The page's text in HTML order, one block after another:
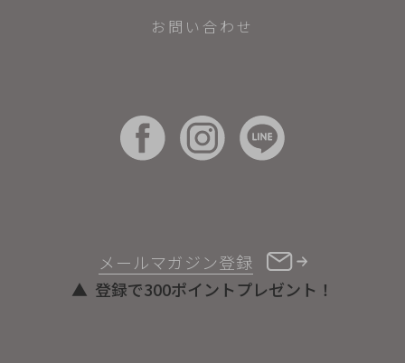
メールマガジン登録
登録で300ポイントプレゼント！
お問い合わせ